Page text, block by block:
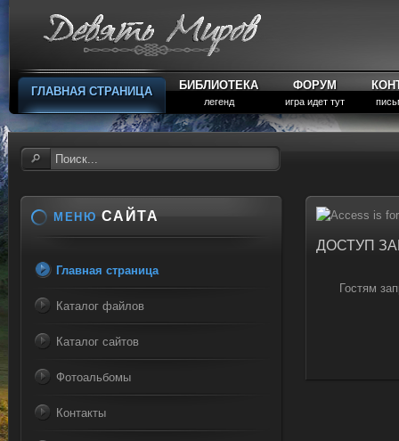
ГЛАВНАЯ СТРАНИЦА БИБЛИОТЕКА
легенд
ФОРУМ
игра идет тут
ДОСТУП
Гостям
МЕНЮ САЙТА
Главная страница
Каталог файлов
Каталог сайтов
Фотоальбомы
Контакты